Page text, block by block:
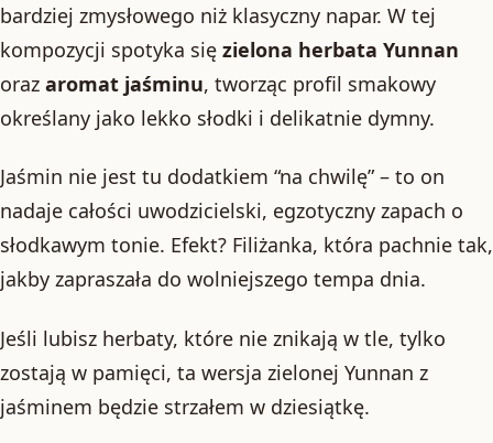
bardziej zmysłowego niż klasyczny napar. W tej
kompozycji spotyka się zielona herbata Yunnan
oraz aromat jaśminu, tworząc profil smakowy
określany jako lekko słodki i delikatnie dymny.
Jaśmin nie jest tu dodatkiem “na chwilę” – to on
nadaje całości uwodzicielski, egzotyczny zapach o
słodkawym tonie. Efekt? Filiżanka, która pachnie tak,
jakby zapraszała do wolniejszego tempa dnia.
Jeśli lubisz herbaty, które nie znikają w tle, tylko
zostają w pamięci, ta wersja zielonej Yunnan z
jaśminem będzie strzałem w dziesiątkę.